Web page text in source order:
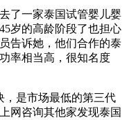
了一家泰国试管婴儿婴
岁的高龄阶段了也担心
告诉她，他们合作的泰
率相当高，很知名度
，是市场最低的第三代
网咨询其他家发现泰国